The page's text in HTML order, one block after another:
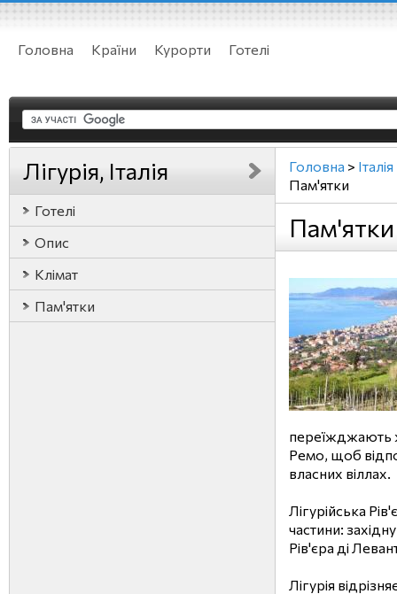
Головна Країни Курорти Готелі
Лігурія, Італія
Готелі
Опис
Клімат
Пам'ятки
Головна > Італія
Пам'ятки
Пам'ятки
переїжджають
Ремо, щоб
власних віллах.
Лігурійська
частини:
Рів'єра ді
Лігурія